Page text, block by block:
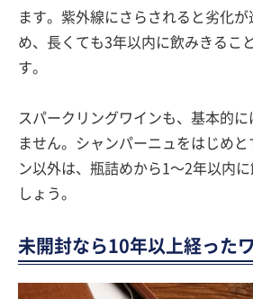
ます。紫外線にさらされると劣化
め、長くても3年以内に飲みきるこ
す。
スパークリングワインも、基本的に
ません。シャンパーニュをはじめ
ン以外は、瓶詰めから1〜2年以内
しょう。
未開封なら10年以上経った